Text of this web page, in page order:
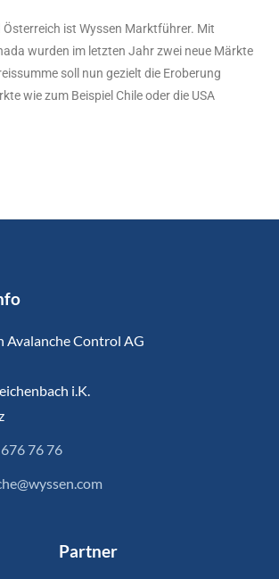
Österreich ist Wyssen Marktführer. Mit
wurden im letzten Jahr zwei neue Märkte
soll nun gezielt die Eroberung
wie zum Beispiel Chile oder die USA
Avalanche Control AG
i.K.
76 76
Partner